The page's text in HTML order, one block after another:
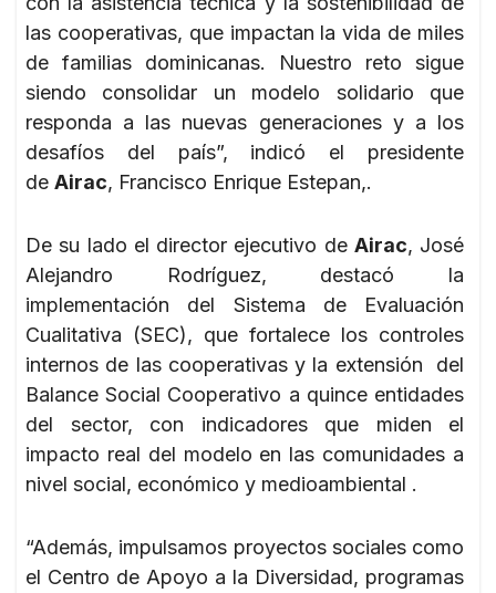
las cooperativas, que impactan la vida de miles
de familias dominicanas. Nuestro reto sigue
siendo consolidar un modelo solidario que
responda a las nuevas generaciones y a los
desafíos del país”, indicó el presidente
de Airac, Francisco Enrique Estepan,.
De su lado el director ejecutivo de Airac, José
Alejandro Rodríguez, destacó la
implementación del Sistema de Evaluación
Cualitativa (SEC), que fortalece los controles
internos de las cooperativas y la extensión del
Balance Social Cooperativo a quince entidades
del sector, con indicadores que miden el
impacto real del modelo en las comunidades a
nivel social, económico y medioambiental .
“Además, impulsamos proyectos sociales como
el Centro de Apoyo a la Diversidad, programas